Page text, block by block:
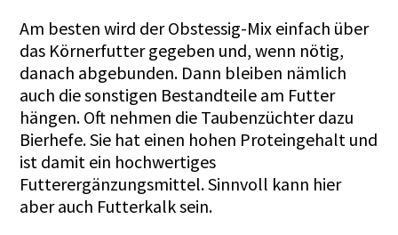
Am besten wird der Obstessig-Mix einfach über
das Körnerfutter gegeben und, wenn nötig,
danach abgebunden. Dann bleiben nämlich
auch die sonstigen Bestandteile am Futter
hängen. Oft nehmen die Taubenzüchter dazu
Bierhefe. Sie hat einen hohen Proteingehalt und
ist damit ein hochwertiges
Futterergänzungsmittel. Sinnvoll kann hier
aber auch Futterkalk sein.